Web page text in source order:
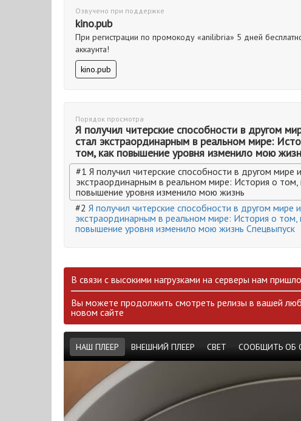
Озвучено при поддержке
kino.pub
При регистрации по промокоду «anilibria» 5 дней
аккаунта!
kino.pub
Порядок просмотра
Я получил читерские способности в другом
стал экстраординарным в реальном мире:
том, как повышение уровня изменило мою
#1 Я получил читерские способности в другом мире
экстраординарным в реальном мире: История о том,
повышение уровня изменило мою жизнь
#2 Я получил читерские способности в другом мире
экстраординарным в реальном мире: История о том,
повышение уровня изменило мою жизнь Спецвыпуск
В связи с высокими нагрузками на серверы нам
Вы можете продолжить смотреть релизы в вашей
новом сайте
НАШ ПЛЕЕР ВНЕШНИЙ ПЛЕЕР СВЕТ СООБЩИТЬ ОБ